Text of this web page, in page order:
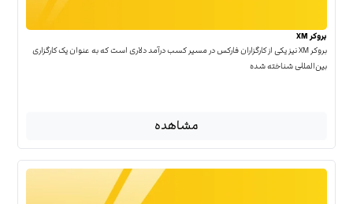
بروکر XM
بروکر XM نیز یکی از کارگزاران فارکس در مسیر کسب درآمد دلاری است که به عنوان یک کارگزاری
بین‌المللی شناخته شده
مشاهده